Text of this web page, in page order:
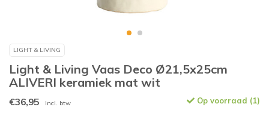
LIGHT & LIVING
Light & Living Vaas Deco Ø21,5x25cm
ALIVERI keramiek mat wit
€36,95 Incl. btw Op voorraad (1)